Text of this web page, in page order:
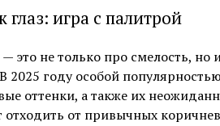
игра с палитрой
это не только про смелость, но
2025 году особой
оттенки, а также их
отходить от привычных